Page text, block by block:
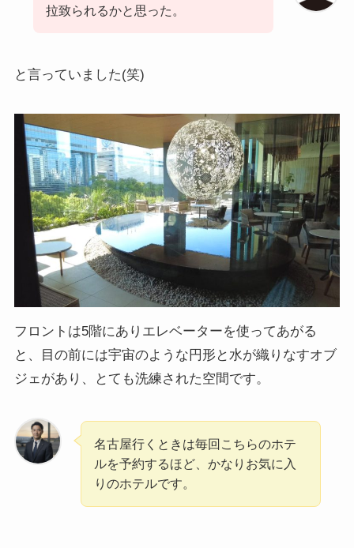
拉致られるかと思った。
と言っていました(笑)
フロントは5階にありエレベーターを使ってあがる
と、目の前には宇宙のような円形と水が織りなすオブ
ジェがあり、とても洗練された空間です。
名古屋行くときは毎回こちらのホテ
ルを予約するほど、かなりお気に入
りのホテルです。